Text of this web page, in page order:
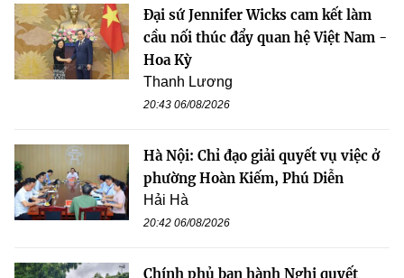
Đại sứ Jennifer Wicks cam kết làm
cầu nối thúc đẩy quan hệ Việt Nam -
Hoa Kỳ
Thanh Lương
20:43 06/08/2026
Hà Nội: Chỉ đạo giải quyết vụ việc ở
phường Hoàn Kiếm, Phú Diễn
Hải Hà
20:42 06/08/2026
Chính phủ ban hành Nghị quyết